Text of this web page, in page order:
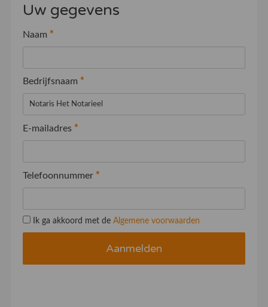
Uw gegevens
Naam *
Bedrijfsnaam *
E-mailadres *
Telefoonnummer *
Ik ga akkoord met de Algemene voorwaarden